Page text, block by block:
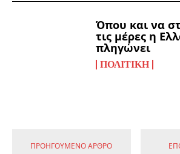
Όπου και να
τις μέρες η
πληγώνει
ΠΟΛΙΤΙΚΉ
ΠΡΟΗΓΟΎΜΕΝΟ ΆΡΘΡΟ